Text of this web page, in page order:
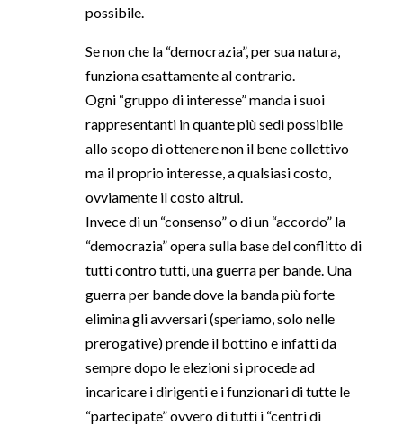
possibile.
Se non che la “democrazia”, per sua natura,
funziona esattamente al contrario.
Ogni “gruppo di interesse” manda i suoi
rappresentanti in quante più sedi possibile
allo scopo di ottenere non il bene collettivo
ma il proprio interesse, a qualsiasi costo,
ovviamente il costo altrui.
Invece di un “consenso” o di un “accordo” la
“democrazia” opera sulla base del conflitto di
tutti contro tutti, una guerra per bande. Una
guerra per bande dove la banda più forte
elimina gli avversari (speriamo, solo nelle
prerogative) prende il bottino e infatti da
sempre dopo le elezioni si procede ad
incaricare i dirigenti e i funzionari di tutte le
“partecipate” ovvero di tutti i “centri di